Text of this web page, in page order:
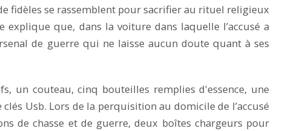
fidèles se rassemblent pour sacrifier au rituel religieux
explique que, dans la voiture dans laquelle l’accusé a
de guerre qui ne laisse aucun doute quant à ses
un couteau, cinq bouteilles remplies d'essence, une
Usb. Lors de la perquisition au domicile de l’accusé
de chasse et de guerre, deux boîtes chargeurs pour